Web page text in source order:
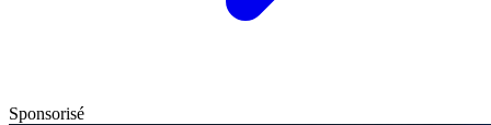
Sponsorisé